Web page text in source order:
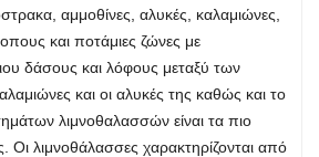
αμμοθίνες, αλυκές, καλαμιώνες,
και ποτάμιες ζώνες με
δάσους και λόφους μεταξύ των
και οι αλυκές της καθώς και το
λιμνοθαλασσών είναι τα πιο
Οι λιμνοθάλασσες χαρακτηρίζονται από